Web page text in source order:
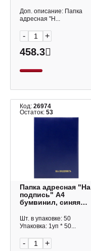
Доп. описание: Папка
адресная "Н...
- +
458.3
Код: 26974
Остаток: 53
Папка адресная "На
подпись" А4
бумвинил, синяя
Шт. в упаковке: 50
Упаковка: 1уп * 50...
- +